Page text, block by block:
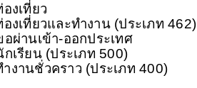
งเที่ยว
งเที่ยวและทำงาน (ประเภท 462)
ผ่านเข้า-ออกประเทศ
เรียน (ประเภท 500)
งานชั่วคราว (ประเภท 400)